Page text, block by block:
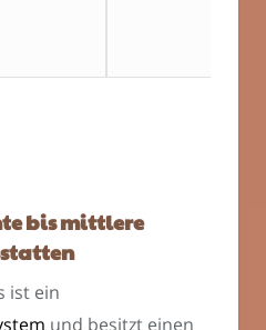
bis mittlere
ist ein
und besitzt einen